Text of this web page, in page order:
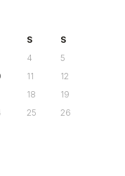
S
S
4
5
11
12
18
19
25
26